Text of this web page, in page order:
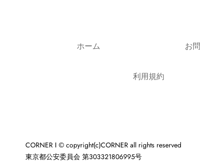
ホーム お
利用規約
CORNER ‖ © copyright(c)CORNER all rights reserved
東京都公安委員会 第303321806995号